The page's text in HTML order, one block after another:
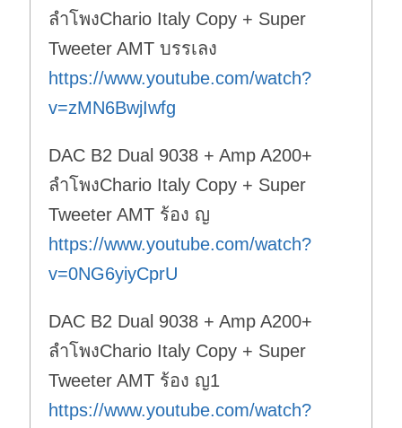
ลำโพงChario Italy Copy + Super
Tweeter AMT บรรเลง
https://www.youtube.com/watch?
v=zMN6BwjIwfg
DAC B2 Dual 9038 + Amp A200+
ลำโพงChario Italy Copy + Super
Tweeter AMT ร้อง ญ
https://www.youtube.com/watch?
v=0NG6yiyCprU
DAC B2 Dual 9038 + Amp A200+
ลำโพงChario Italy Copy + Super
Tweeter AMT ร้อง ญ1
https://www.youtube.com/watch?